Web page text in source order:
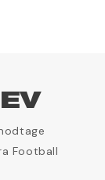
Football